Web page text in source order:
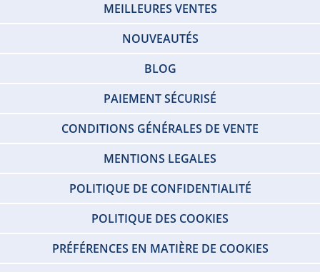
MEILLEURES VENTES
NOUVEAUTÉS
BLOG
PAIEMENT SÉCURISÉ
CONDITIONS GÉNÉRALES DE VENTE
MENTIONS LEGALES
POLITIQUE DE CONFIDENTIALITÉ
POLITIQUE DES COOKIES
PRÉFÉRENCES EN MATIÈRE DE COOKIES